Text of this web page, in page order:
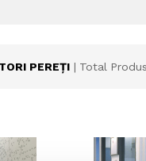
PEREȚI | Total